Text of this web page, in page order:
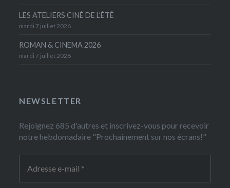
LES ATELIERS CINÉ DE L’ÉTÉ
mardi 7 juillet 2026
ROMAN & CINEMA 2026
mardi 7 juillet 2026
NEWSLETTER
Rejoignez 685 d'autres et inscrivez-vous pour recevoir
notre hebdomadaire "Prochainement sur nos écrans!"